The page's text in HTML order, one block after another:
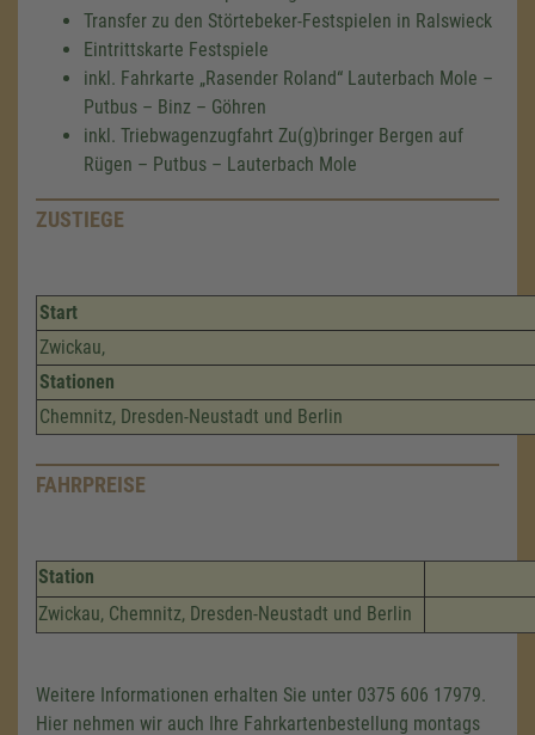
Transfer zu den Störtebeker-Festspielen in Ralswieck
Eintrittskarte Festspiele
inkl. Fahrkarte „Rasender Roland“ Lauterbach Mole –
Putbus – Binz – Göhren
inkl. Triebwagenzugfahrt Zu(g)bringer Bergen auf
Rügen – Putbus – Lauterbach Mole
ZUSTIEGE
Start
Zwickau,
Stationen
Chemnitz, Dresden-Neustadt und Berlin
FAHRPREISE
Station
Zwickau, Chemnitz, Dresden-Neustadt und Berlin
Weitere Informationen erhalten Sie unter 0375 606 17979.
Hier nehmen wir auch Ihre Fahrkartenbestellung montags